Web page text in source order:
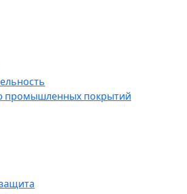
промышленных покрытий